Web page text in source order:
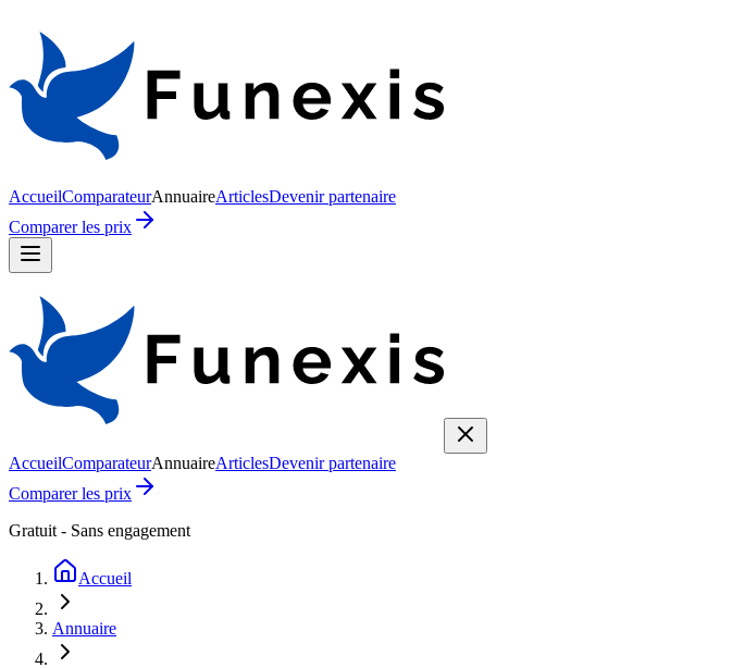
AccueilComparateurAnnuaireArticlesDevenir partenaire
Comparer les prix
AccueilComparateurAnnuaireArticlesDevenir partenaire
Comparer les prix
Gratuit - Sans engagement
Accueil
Annuaire